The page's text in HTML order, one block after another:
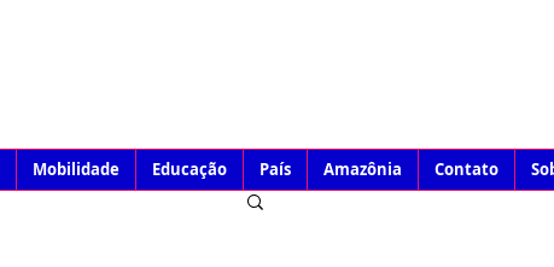
Mobilidade Educação País Amazônia Contato